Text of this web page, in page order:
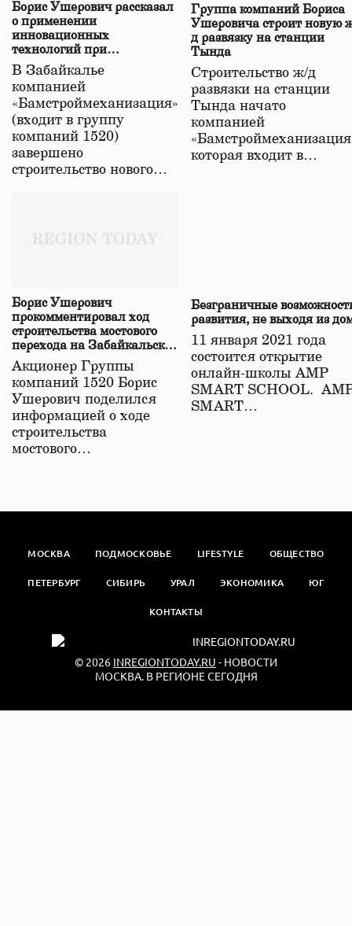
Борис Ушерович рассказал
о применении
инновационных
технологий при
строительстве нового моста
в Забайкалье
В Забайкалье
компанией
«Бамстроймеханизация»
(входит в группу
компаний 1520)
завершено
строительство нового…
Группа компаний Бориса
Ушеровича строит новую
д развязку на станции
Тында
Строительство ж/д
развязки на станции
Тында начато
компанией
которая входит в…
Борис Ушерович
прокомментировал ход
строительства мостового
перехода на Забайкальской
железной дороге
Акционер Группы
компаний 1520 Борис
Ушерович поделился
информацией о ходе
строительства
мостового…
Безграничные
развития, не выходя из
11 января 2021 года
состоится открытие
онлайн-школы АМР
SMART SCHOOL.
SMART…
МОСКВА ПОДМОСКОВЬЕ LIFESTYLE ОБЩЕСТВО
ПЕТЕРБУРГ СИБИРЬ УРАЛ ЭКОНОМИКА ЮГ
КОНТАКТЫ
© 2026 INREGIONTODAY.RU - НОВОСТИ
МОСКВА. В РЕГИОНЕ СЕГОДНЯ